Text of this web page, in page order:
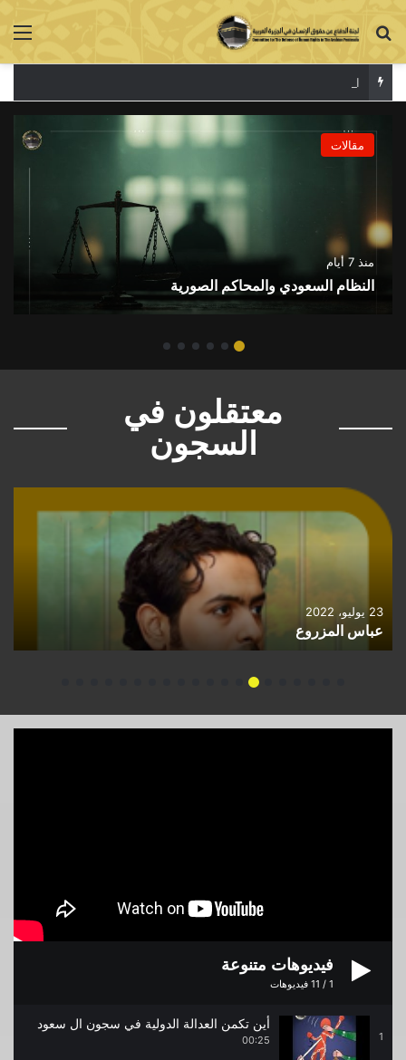
بحث عن
القمع لا يحمي
مقالات
منذ 7 أيام
النظام السعودي والمحاكم الصورية
معتقلون في
السجون
23 يوليو، 2022
عباس المزروع
فيديوهات متنوعة
1
/
11 فيديوهات
1
أين تكمن العدالة الدولية في سجون ال سعود
00:25